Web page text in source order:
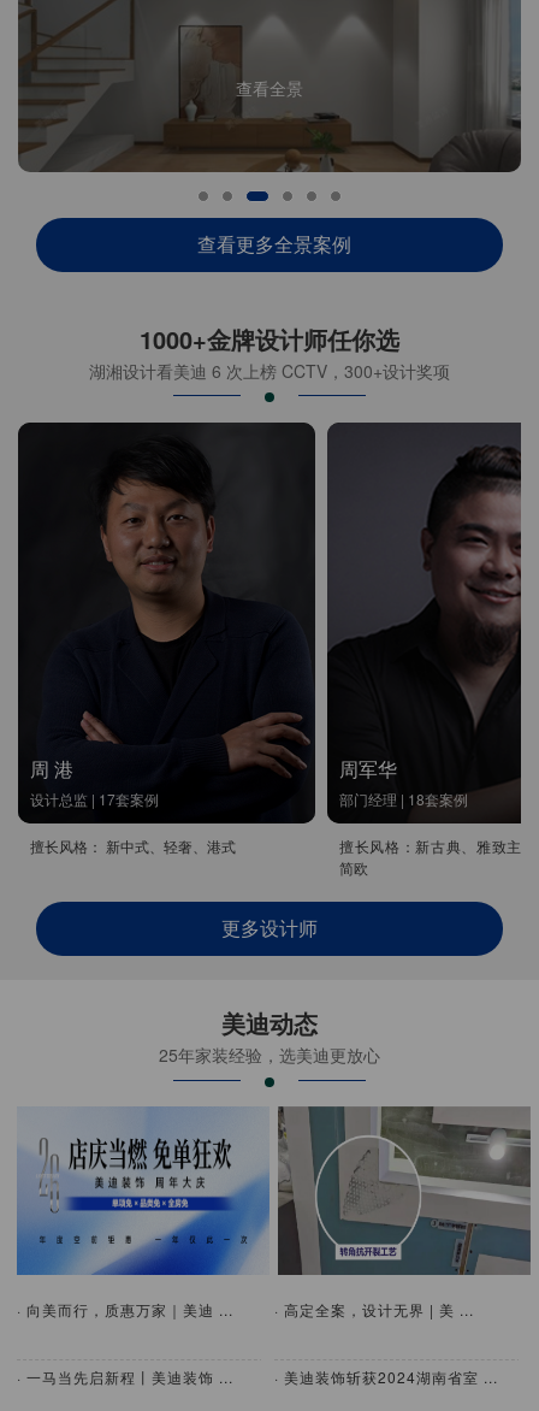
查看全景
查看更多全景案例
1000+金牌设计师任你选
湖湘设计看美迪 6 次上榜 CCTV，300+设计奖项
周 港
设计总监 | 17套案例
擅长风格： 新中式、轻奢、港式
周军华
部门经理 | 18套案例
擅长风格：新古典、雅致主
简欧
更多设计师
美迪动态
25年家装经验，选美迪更放心
· 向美而行，质惠万家｜美迪 ...
· 一马当先启新程丨美迪装饰 ...
· 高定全案，设计无界 | 美 ...
· 美迪装饰斩获2024湖南省室 ...